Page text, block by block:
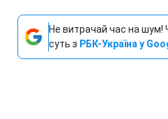
Не витрачай час на шум!
суть з РБК-Україна у